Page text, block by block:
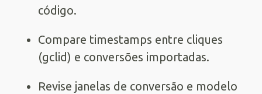
código.
Compare timestamps entre cliques
(gclid) e conversões importadas.
Revise janelas de conversão e modelo